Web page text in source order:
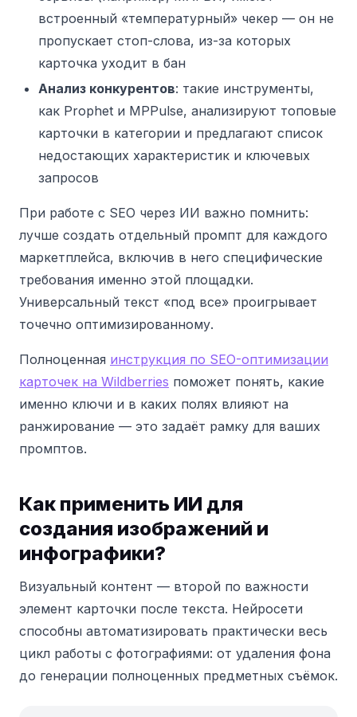
встроенный «температурный» чекер — он не
пропускает стоп-слова, из-за которых
карточка уходит в бан
Анализ конкурентов: такие инструменты,
как Prophet и MPPulse, анализируют топовые
карточки в категории и предлагают список
недостающих характеристик и ключевых
запросов
При работе с SEO через ИИ важно помнить:
лучше создать отдельный промпт для каждого
маркетплейса, включив в него специфические
требования именно этой площадки.
Универсальный текст «под все» проигрывает
точечно оптимизированному.
Полноценная инструкция по SEO-оптимизации
карточек на Wildberries поможет понять, какие
именно ключи и в каких полях влияют на
ранжирование — это задаёт рамку для ваших
промптов.
Как применить ИИ для
создания изображений и
инфографики?
Визуальный контент — второй по важности
элемент карточки после текста. Нейросети
способны автоматизировать практически весь
цикл работы с фотографиями: от удаления фона
до генерации полноценных предметных съёмок.